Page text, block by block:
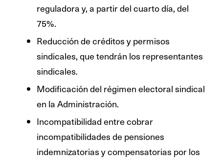
reguladora y, a partir del cuarto día, del
75%.
Reducción de créditos y permisos
sindicales, que tendrán los representantes
sindicales.
Modificación del régimen electoral sindical
en la Administración.
Incompatibilidad entre cobrar
incompatibilidades de pensiones
indemnizatorias y compensatorias por los